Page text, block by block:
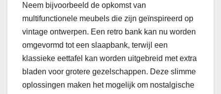
Neem bijvoorbeeld de opkomst van
multifunctionele meubels die zijn geïnspireerd op
vintage ontwerpen. Een retro bank kan nu worden
omgevormd tot een slaapbank, terwijl een
klassieke eettafel kan worden uitgebreid met extra
bladen voor grotere gezelschappen. Deze slimme
oplossingen maken het mogelijk om nostalgische